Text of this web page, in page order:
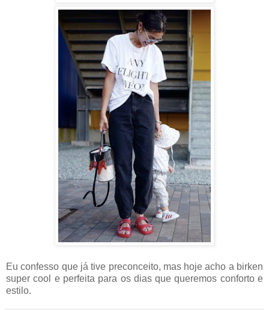
Eu confesso que já tive preconceito, mas hoje acho a birken
super cool e perfeita para os dias que queremos conforto e
estilo.